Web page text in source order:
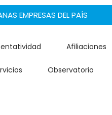
EMPRESAS DEL PAÍS
Afiliaciones
Observatorio